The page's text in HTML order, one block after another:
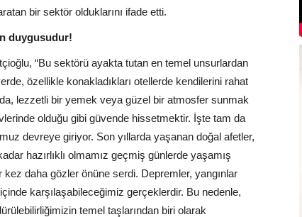
bir sektör olduklarını ifade etti.
duygusudur!
“Bu sektörü ayakta tutan en temel unsurlardan
özellikle konakladıkları otellerde kendilerini rahat
lezzetli bir yemek veya güzel bir atmosfer sunmak
olduğu gibi güvende hissetmektir. İşte tam da
devreye giriyor. Son yıllarda yaşanan doğal afetler,
hazırlıklı olmamız geçmiş günlerde yaşamış
daha gözler önüne serdi. Depremler, yangınlar
karşılaşabileceğimiz gerçeklerdir. Bu nedenle,
temel taşlarından biri olarak